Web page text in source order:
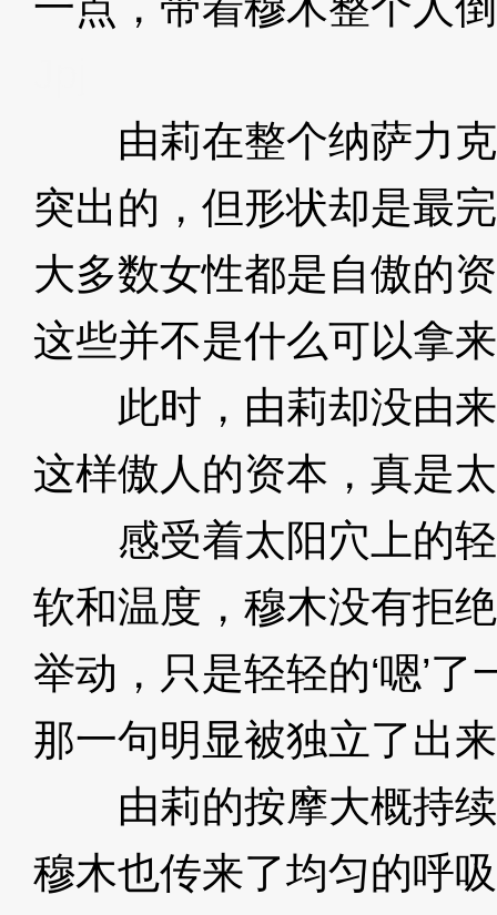
由莉在整个纳萨力克
突出的，但形状却是最
大多数女性都是自傲的
这些并不是什么可以拿
此时，由莉却没由来
这样傲人的资本，真是
感受着太阳穴上的轻
软和温度，穆木没有拒
举动，只是轻轻的‘嗯’
那一句明显被独立了出
由莉的按摩大概持续
穆木也传来了均匀的呼